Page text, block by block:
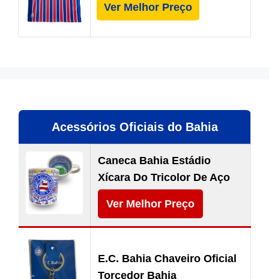
Ver Melhor Preço
Acessórios Oficiais do Bahia
Caneca Bahia Estádio
Xícara Do Tricolor De Aço
Ver Melhor Preço
E.C. Bahia Chaveiro Oficial
Torcedor Bahia